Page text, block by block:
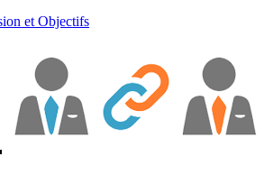
et Objectifs